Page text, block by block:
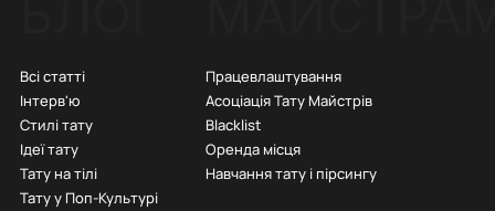
Всі статті
Інтерв'ю
Стилі тату
Ідеї тату
Тату на тілі
Тату у Поп-Культурі
Працевлаштування
Асоціація Тату Майстрів
Blacklist
Оренда місця
Навчання тату і пірсингу